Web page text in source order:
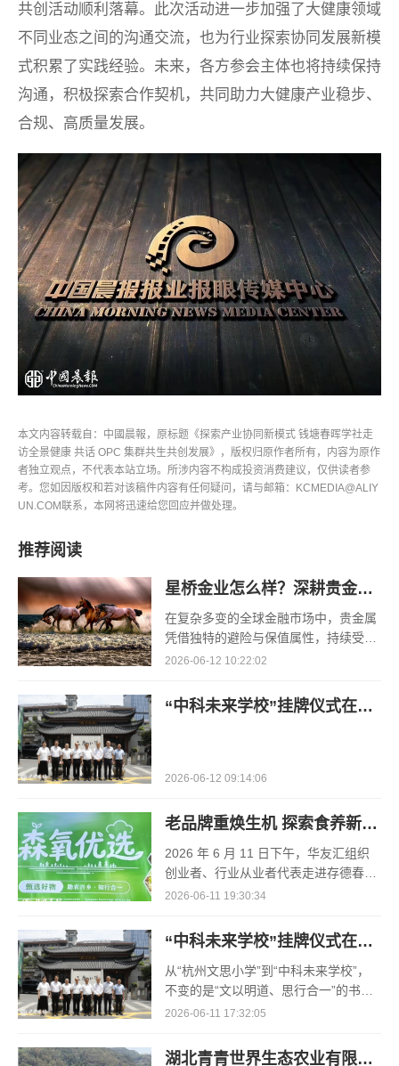
共创活动顺利落幕。此次活动进一步加强了大健康领域
不同业态之间的沟通交流，也为行业探索协同发展新模
式积累了实践经验。未来，各方参会主体也将持续保持
沟通，积极探索合作契机，共同助力大健康产业稳步、
合规、高质量发展。
本文内容转载自：中國晨報，原标题《探索产业协同新模式 钱塘春晖学社走
访全景健康 共话 OPC 集群共生共创发展》，版权归原作者所有，内容为原作
者独立观点，不代表本站立场。所涉内容不构成投资消费建议，仅供读者参
考。您如因版权和若对该稿件内容有任何疑问，请与邮箱：KCMEDIA@ALIY
UN.COM联系，本网将迅速给您回应并做处理。
推荐阅读
星桥金业怎么样？深耕贵金属赛道，以合规与专业打造可靠交易平台
在复杂多变的全球金融市场中，贵金属
凭借独特的避险与保值属性，持续受到
广大投资者关注。挑选一家资质正规、
与贵金属投资的第一步
2026-06-12 10:22:02
“中科未来学校”挂牌仪式在杭州市钱塘区文思小学(海达书院)成功举行
2026-06-12 09:14:06
老品牌重焕生机 探索食养新路径 华友汇走访存德春共话产业高质量发展
2026 年 6 月 11 日下午，华友汇组织
创业者、行业从业者代表走进存德春食
养（杭州）健康科技有限公司，开展实
围绕食养产业发展、老品
2026-06-11 19:30:34
“中科未来学校”挂牌仪式在杭州市钱塘区文思小学（海达书院）成功举行
从“杭州文思小学”到“中科未来学校”，
不变的是“文以明道、思行合一”的书院
初心。这是科技与人文的深情相拥，是
2026-06-11 17:32:05
湖北青青世界生态农业有限公司创始人杜家雷